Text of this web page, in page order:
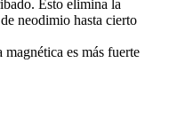
Esto elimina la
neodimio hasta cierto
es más fuerte